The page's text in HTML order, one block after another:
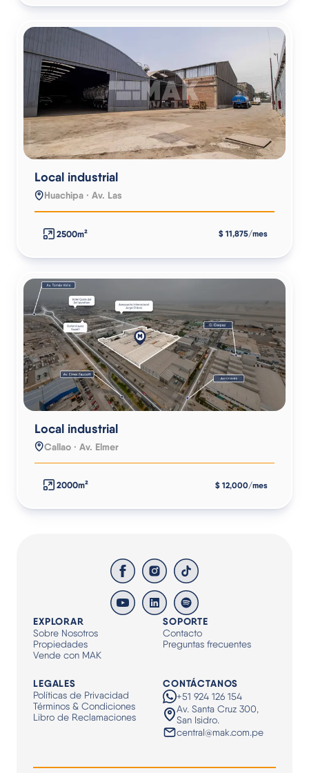
Local industrial
Huachipa · Av. Las
2500m² $ 11,875/mes
Local industrial
Callao · Av. Elmer
2000m² $ 12,000/mes
EXPLORAR
Sobre Nosotros
Propiedades
Vende con MAK
SOPORTE
Contacto
Preguntas frecuentes
LEGALES
Políticas de Privacidad
Términos & Condiciones
Libro de Reclamaciones
CONTÁCTANOS
+51 924 126 154
Av. Santa Cruz 300,
San Isidro.
central@mak.com.pe